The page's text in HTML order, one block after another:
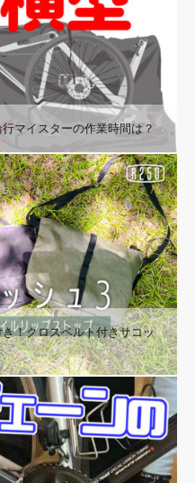
マイスターの作業時間は？
！クロスベルト付きサコッ